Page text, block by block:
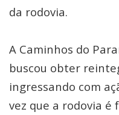
da rodovia.
A Caminhos do
buscou obter
ingressando com
vez que a rodovia é